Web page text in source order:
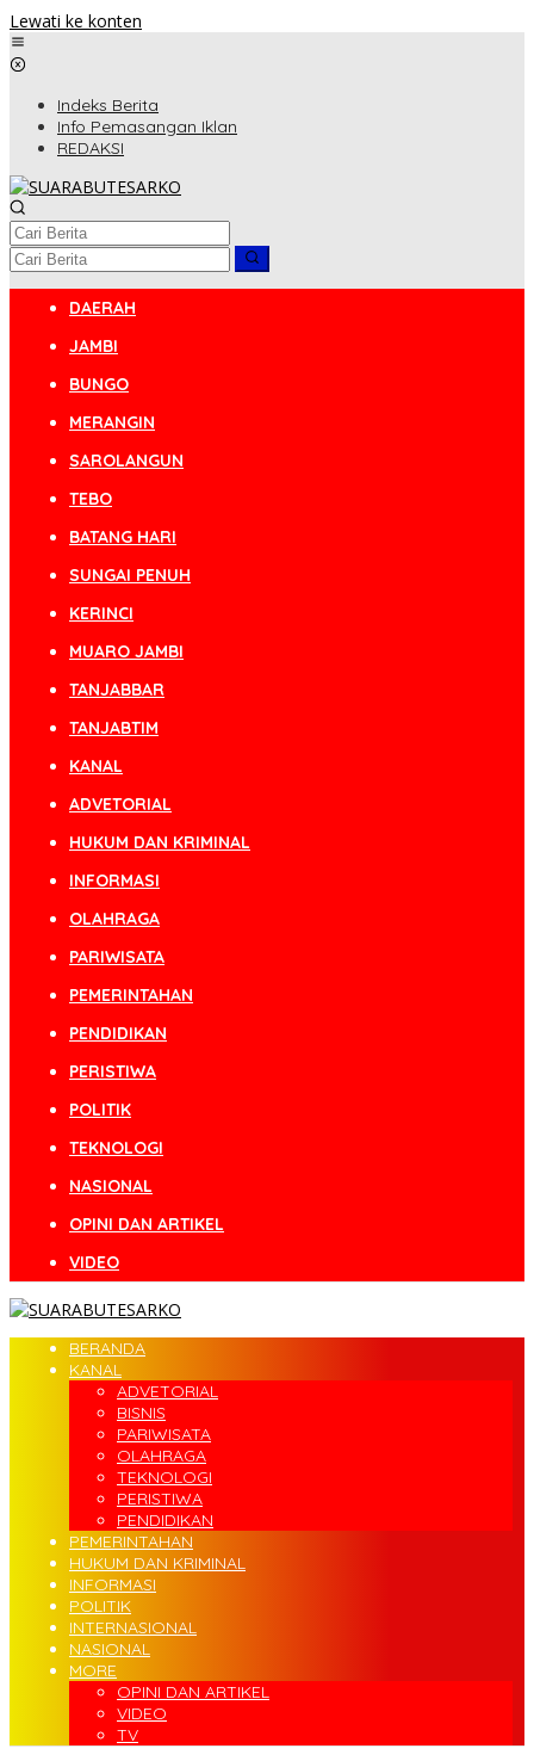
Lewati ke konten
Indeks Berita
Info Pemasangan Iklan
REDAKSI
DAERAH
JAMBI
BUNGO
MERANGIN
SAROLANGUN
TEBO
BATANG HARI
SUNGAI PENUH
KERINCI
MUARO JAMBI
TANJABBAR
TANJABTIM
KANAL
ADVETORIAL
HUKUM DAN KRIMINAL
INFORMASI
OLAHRAGA
PARIWISATA
PEMERINTAHAN
PENDIDIKAN
PERISTIWA
POLITIK
TEKNOLOGI
NASIONAL
OPINI DAN ARTIKEL
VIDEO
BERANDA
KANAL
ADVETORIAL
BISNIS
PARIWISATA
OLAHRAGA
TEKNOLOGI
PERISTIWA
PENDIDIKAN
PEMERINTAHAN
HUKUM DAN KRIMINAL
INFORMASI
POLITIK
INTERNASIONAL
NASIONAL
MORE
OPINI DAN ARTIKEL
VIDEO
TV